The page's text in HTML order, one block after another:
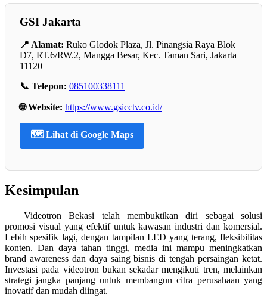
GSI Jakarta
📍 Alamat: Ruko Glodok Plaza, Jl. Pinangsia Raya Blok
D7, RT.6/RW.2, Mangga Besar, Kec. Taman Sari, Jakarta
11120
📞 Telepon: 085100338111
🌐 Website: https://www.gsicctv.co.id/
🗺️ Lihat di Google Maps
Kesimpulan
Videotron Bekasi telah membuktikan diri sebagai solusi
promosi visual yang efektif untuk kawasan industri dan komersial.
Lebih spesifik lagi, dengan tampilan LED yang terang, fleksibilitas
konten. Dan daya tahan tinggi, media ini mampu meningkatkan
brand awareness dan daya saing bisnis di tengah persaingan ketat.
Investasi pada videotron bukan sekadar mengikuti tren, melainkan
strategi jangka panjang untuk membangun citra perusahaan yang
inovatif dan mudah diingat.